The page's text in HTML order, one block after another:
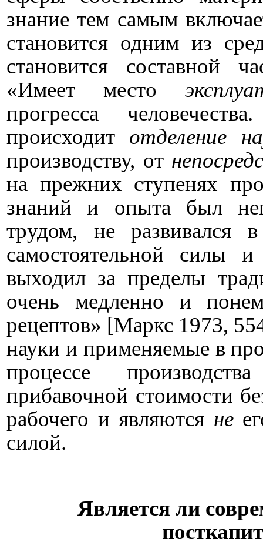
знание тем самым
становится одним из
становится составной
«Имеет место
прогресса
происходит отделение
производству, от
на прежних ступенях
знаний и опыта был
трудом, не развивался
самостоятельной силы
выходил за пределы
очень медленно и
рецептов» [Маркс 1973,
науки и применяемые в
процессе
прибавочной стоимости
рабочего и являются не
силой.
Является ли